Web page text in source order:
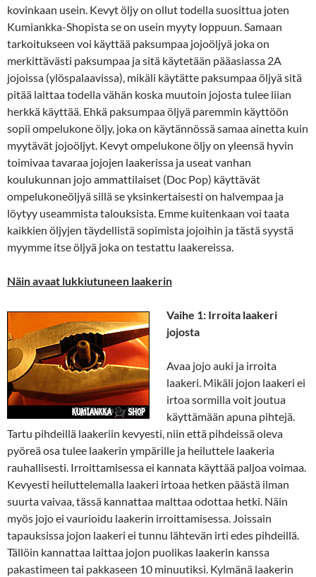
kovinkaan usein. Kevyt öljy on ollut todella suosittua joten
Kumiankka-Shopista se on usein myyty loppuun. Samaan
tarkoitukseen voi käyttää paksumpaa jojoöljyä joka on
merkittävästi paksumpaa ja sitä käytetään pääasiassa 2A
jojoissa (ylöspalaavissa), mikäli käytätte paksumpaa öljyä sitä
pitää laittaa todella vähän koska muutoin jojosta tulee liian
herkkä käyttää. Ehkä paksumpaa öljyä paremmin käyttöön
sopii ompelukone öljy, joka on käytännössä samaa ainetta kuin
myytävät jojoöljyt. Kevyt ompelukone öljy on yleensä hyvin
toimivaa tavaraa jojojen laakerissa ja useat vanhan
koulukunnan jojo ammattilaiset (Doc Pop) käyttävät
ompelukoneöljyä sillä se yksinkertaisesti on halvempaa ja
löytyy useammista talouksista. Emme kuitenkaan voi taata
kaikkien öljyjen täydellistä sopimista jojoihin ja tästä syystä
myymme itse öljyä joka on testattu laakereissa.
Näin avaat lukkiutuneen laakerin
Vaihe 1: Irroita laakeri
jojosta
Avaa jojo auki ja irroita
laakeri. Mikäli jojon laakeri ei
irtoa sormilla voit joutua
käyttämään apuna pihtejä.
Tartu pihdeillä laakeriin kevyesti, niin että pihdeissä oleva
pyöreä osa tulee laakerin ympärille ja heiluttele laakeria
rauhallisesti. Irroittamisessa ei kannata käyttää paljoa voimaa.
Kevyesti heiluttelemalla laakeri irtoaa hetken päästä ilman
suurta vaivaa, tässä kannattaa malttaa odottaa hetki. Näin
myös jojo ei vaurioidu laakerin irroittamisessa. Joissain
tapauksissa jojon laakeri ei tunnu lähtevän irti edes pihdeillä.
Tällöin kannattaa laittaa jojon puolikas laakerin kanssa
pakastimeen tai pakkaseen 10 minuutiksi. Kylmänä laakerin